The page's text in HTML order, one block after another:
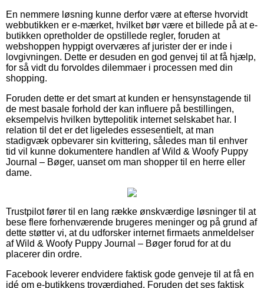
En nemmere løsning kunne derfor være at efterse hvorvidt
webbutikken er e-mærket, hvilket bør være et billede på at e-
butikken opretholder de opstillede regler, foruden at
webshoppen hyppigt overværes af jurister der er inde i
lovgivningen. Dette er desuden en god genvej til at få hjælp,
for så vidt du forvoldes dilemmaer i processen med din
shopping.
Foruden dette er det smart at kunden er hensynstagende til
de mest basale forhold der kan influere på bestillingen,
eksempelvis hvilken byttepolitik internet selskabet har. I
relation til det er det ligeledes essesentielt, at man
stadigvæk opbevarer sin kvittering, således man til enhver
tid vil kunne dokumentere handlen af Wild & Woofy Puppy
Journal – Bøger, uanset om man shopper til en herre eller
dame.
Trustpilot fører til en lang række ønskværdige løsninger til at
bese flere forhenværende brugeres meninger og på grund af
dette støtter vi, at du udforsker internet firmaets anmeldelser
af Wild & Woofy Puppy Journal – Bøger forud for at du
placerer din ordre.
Facebook leverer endvidere faktisk gode genveje til at få en
idé om e-butikkens troværdighed. Foruden det ses faktisk